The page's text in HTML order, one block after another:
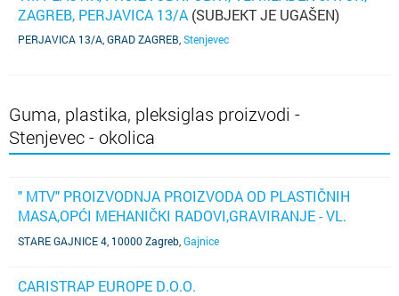
ZAGREB, PERJAVICA 13/A (SUBJEKT JE UGAŠEN)
PERJAVICA 13/A, GRAD ZAGREB Stenjevec
Guma, plastika, pleksiglas proizvodi -
Stenjevec - okolica
" MTV" PROIZVODNJA PROIZVODA OD PLASTIČNIH
MASA,OPĆI MEHANIČKI RADOVI,GRAVIRANJE - VL.
MIJO BAŠIĆ, ZAGREB, STARE GAJNICE 4
STARE GAJNICE 4, 10000 Zagreb Gajnice
CARISTRAP EUROPE D.O.O.